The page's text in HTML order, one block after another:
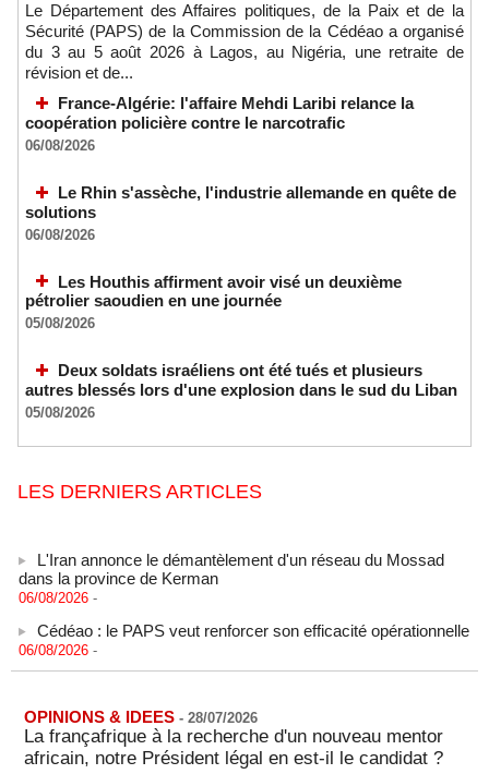
Le Département des Affaires politiques, de la Paix et de la
Sécurité (PAPS) de la Commission de la Cédéao a organisé
du 3 au 5 août 2026 à Lagos, au Nigéria, une retraite de
révision et de...
France-Algérie: l'affaire Mehdi Laribi relance la
coopération policière contre le narcotrafic
06/08/2026
Le Rhin s'assèche, l'industrie allemande en quête de
solutions
06/08/2026
Les Houthis affirment avoir visé un deuxième
pétrolier saoudien en une journée
05/08/2026
Deux soldats israéliens ont été tués et plusieurs
autres blessés lors d'une explosion dans le sud du Liban
05/08/2026
LES DERNIERS ARTICLES
dans la province de Kerman
06/08/2026 -
06/08/2026
Au Nigeria, plus de 300 victimes d’enlèvements ont été
libérées
06/08/2026 -
OPINIONS & IDEES - 28/07/2026
La françafrique à la recherche d'un nouveau mentor
africain, notre Président légal en est-il le candidat ?